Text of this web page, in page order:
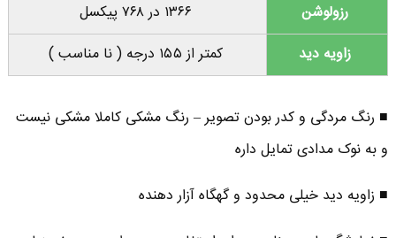
رزولوشن
زاویه دید
کمتر از ۱۵۵ درجه ( نا مناسب )
■ رنگ مردگی و کدر بودن تصویر – رنگ مشکی کاملا مشکی نیست
و به نوک مدادی تمایل داره
■ زاویه دید خیلی محدود و گهگاه آزار دهنده